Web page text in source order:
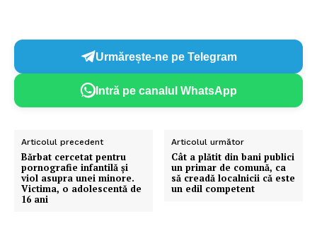
Urmărește-ne pe Telegram
Intră pe canalul WhatsApp
Articolul precedent
Bărbat cercetat pentru
pornografie infantilă și
viol asupra unei minore.
Victima, o adolescentă de
16 ani
Articolul următor
Cât a plătit din bani publici
un primar de comună, ca
să creadă localnicii că este
un edil competent